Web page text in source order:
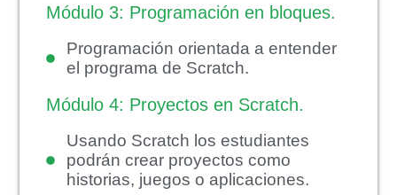
Módulo 3: Programación en bloques.
Programación orientada a entender
el programa de Scratch.
Módulo 4: Proyectos en Scratch.
Usando Scratch los estudiantes
podrán crear proyectos como
historias, juegos o aplicaciones.